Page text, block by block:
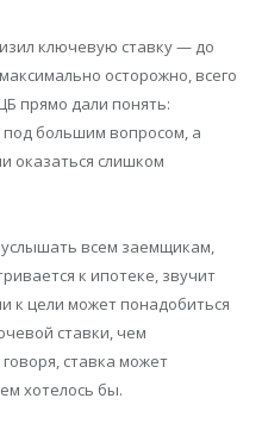
ключевую ставку — до
осторожно, всего
прямо дали понять:
большим вопросом, а
оказаться слишком
всем заемщикам,
к ипотеке, звучит
к цели может понадобиться
ставки, чем
ставка может
хотелось бы.